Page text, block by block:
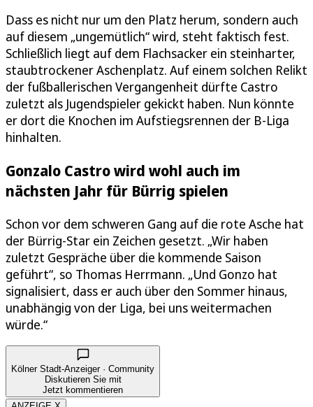
Dass es nicht nur um den Platz herum, sondern auch
auf diesem „ungemütlich“ wird, steht faktisch fest.
Schließlich liegt auf dem Flachsacker ein steinharter,
staubtrockener Aschenplatz. Auf einem solchen Relikt
der fußballerischen Vergangenheit dürfte Castro
zuletzt als Jugendspieler gekickt haben. Nun könnte
er dort die Knochen im Aufstiegsrennen der B-Liga
hinhalten.
Gonzalo Castro wird wohl auch im
nächsten Jahr für Bürrig spielen
Schon vor dem schweren Gang auf die rote Asche hat
der Bürrig-Star ein Zeichen gesetzt. „Wir haben
zuletzt Gespräche über die kommende Saison
geführt“, so Thomas Herrmann. „Und Gonzo hat
signalisiert, dass er auch über den Sommer hinaus,
unabhängig von der Liga, bei uns weitermachen
würde.“
Kölner Stadt-Anzeiger · Community
Diskutieren Sie mit
Jetzt kommentieren